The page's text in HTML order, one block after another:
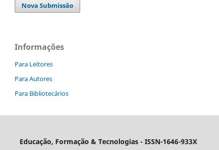
Nova Submissão
Informações
Para Leitores
Para Autores
Para Bibliotecários
Educação, Formação & Tecnologias - ISSN-1646-933X